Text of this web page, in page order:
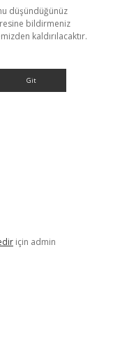
düşündüğünüz
bildirmeniz
kaldırılacaktır.
için admin